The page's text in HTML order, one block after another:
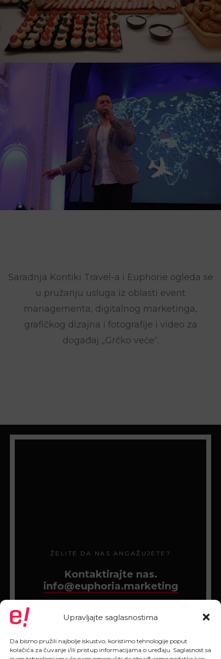
Upravljajte saglasnostima
Da bismo pružili najbolje iskustvo, koristimo tehnologije poput
kolačića za čuvanje i/ili pristup informacijama o uređaju. Saglasnost sa
Saradnja Kontiki Travel-a i Euphorie ogleda se
u pružanju usluga iz oblasti event
managementa, digitalnog marketinga,
grafičkog dizajna i fotografije i video za
događaj „Grčko veče“.
ŽELITE DA NAS ANGAŽUJETE?
Kontaktirajte nas.
info@euphoria.marketing